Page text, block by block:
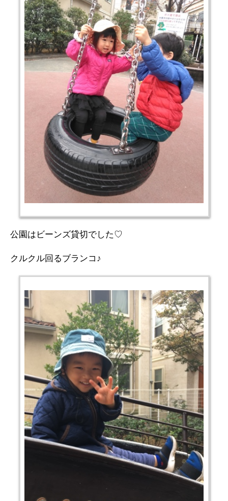
公園はビーンズ貸切でした♡
クルクル回るブランコ♪